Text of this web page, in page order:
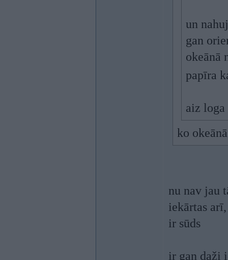
un
gan
okeānā
papīra
aiz
ko
nu nav jau
iekārtas
ir sūds
ir gan daži